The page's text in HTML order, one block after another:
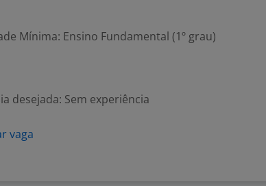
Mínima: Ensino Fundamental (1º grau)
desejada: Sem experiência
vaga